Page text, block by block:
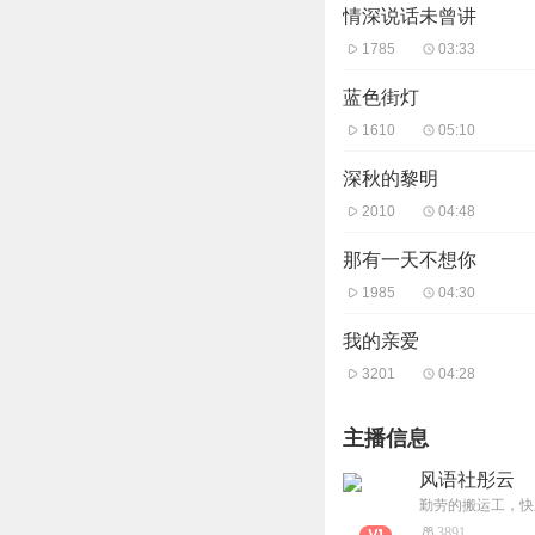
情深说话未曾讲
1785 03:33
蓝色街灯
1610 05:10
深秋的黎明
2010 04:48
那有一天不想你
1985 04:30
我的亲爱
3201 04:28
主播信息
风语社彤云
勤劳的搬运工，